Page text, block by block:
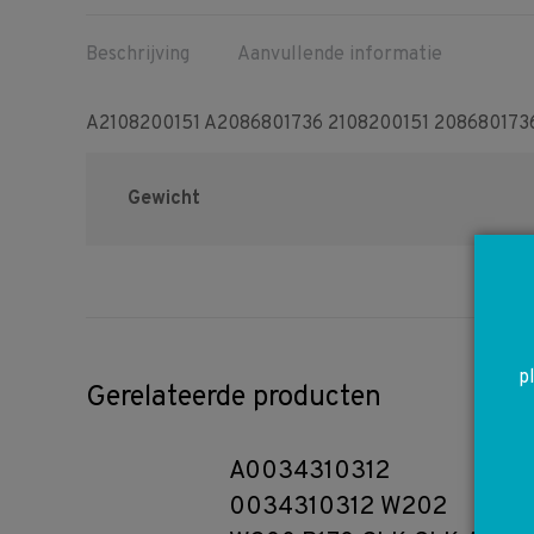
Beschrijving
Aanvullende informatie
A2108200151 A2086801736 2108200151
Gewicht
Gerelateerde producten
A0034310312
0034310312 W202